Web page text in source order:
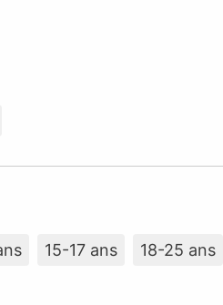
15-17 ans 18-25 ans